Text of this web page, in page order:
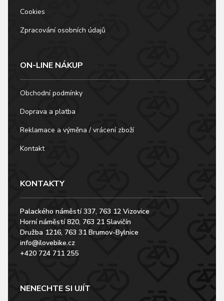
Cookies
Zpracování osobních údajů
ON-LINE NÁKUP
Obchodní podmínky
Doprava a platba
Reklamace a výměna / vrácení zboží
Kontakt
KONTAKTY
Palackého náměstí 337, 763 12 Vizovice
Horní náměstí 820, 763 21 Slavičín
Družba 1216, 763 31 Brumov-Bylnice
info@ilovebike.cz
+420 724 711 255
NENECHTE SI UJÍT